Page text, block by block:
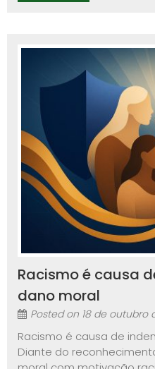
Racismo é causa
dano moral
Posted on 18 de outubro
Racismo é causa de
Diante do